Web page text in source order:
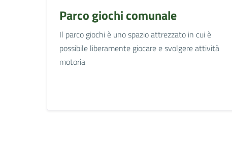
Parco giochi comunale
Il parco giochi è uno spazio attrezzato in cui è
possibile liberamente giocare e svolgere attività
motoria